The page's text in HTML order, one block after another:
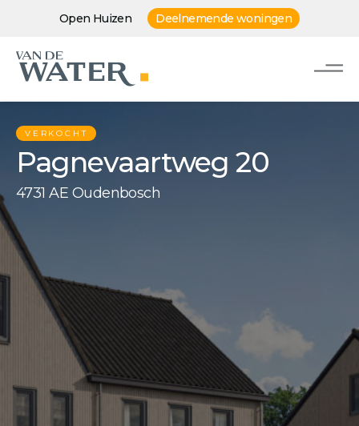
Open Huizen Deelnemende woningen
VERKOCHT
Pagnevaartweg 20
4731 AE Oudenbosch